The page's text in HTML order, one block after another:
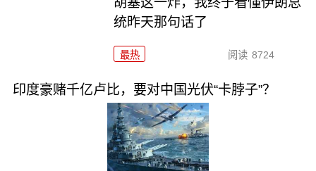
统昨天那句话了
最热 阅读 8724
印度豪赌千亿卢比，要对中国光伏“卡脖子”？